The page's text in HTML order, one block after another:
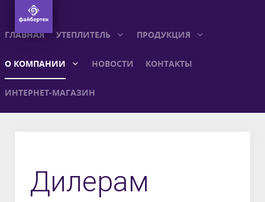
ГЛАВНАЯ УТЕПЛИТЕЛЬ ПРОДУКЦИЯ
О КОМПАНИИ НОВОСТИ КОНТАКТЫ
ИНТЕРНЕТ-МАГАЗИН
Дилерам